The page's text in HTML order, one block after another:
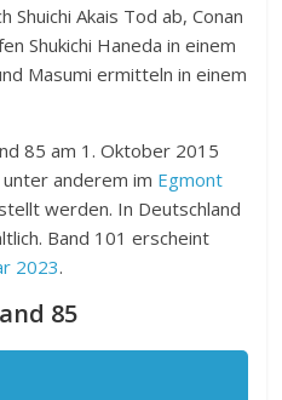
Shuichi Akais Tod ab, Conan
Shukichi Haneda in einem
Masumi ermitteln in einem
85 am 1. Oktober 2015
anderem im Egmont
werden. In Deutschland
Band 101 erscheint
2023.
85